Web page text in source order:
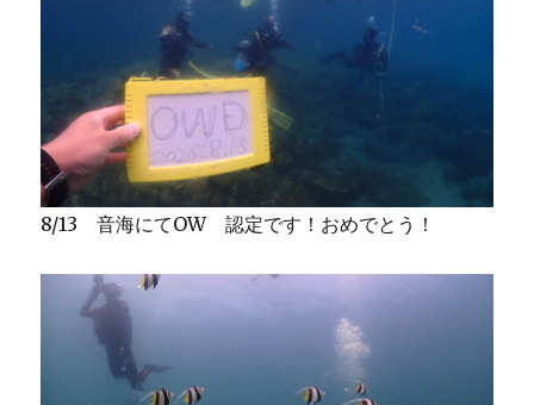
8/13 音海にてOW 認定です！おめでとう！